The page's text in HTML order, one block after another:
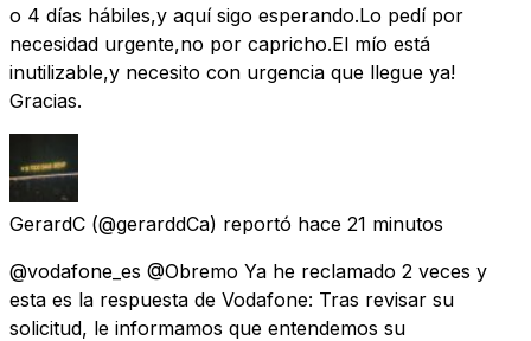
o 4 días hábiles,y aquí sigo esperando.Lo pedí por
necesidad urgente,no por capricho.El mío está
inutilizable,y necesito con urgencia que llegue ya!
Gracias.
GerardC (@gerarddCa) reportó hace 21 minutos
@vodafone_es @Obremo Ya he reclamado 2 veces y
esta es la respuesta de Vodafone: Tras revisar su
solicitud, le informamos que entendemos su